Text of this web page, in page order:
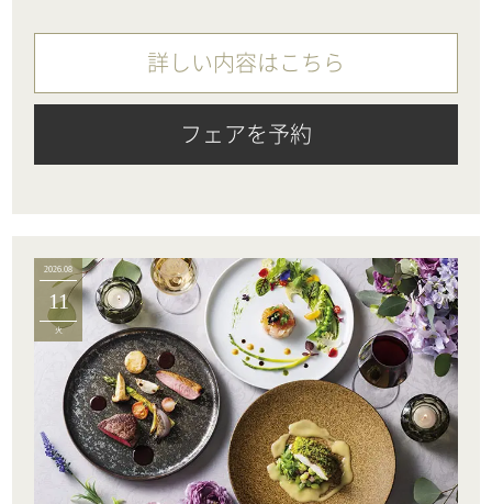
詳しい内容はこちら
フェアを予約
2026.08
11
火